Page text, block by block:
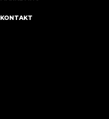
KONTAKT